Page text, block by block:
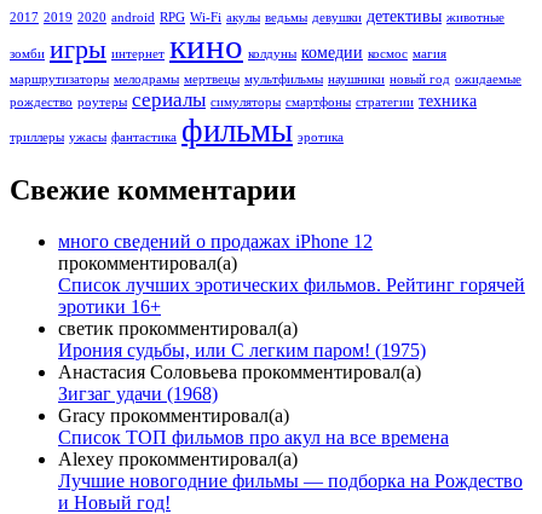
2017 2019 2020 android RPG Wi-Fi акулы ведьмы девушки детективы животные
зомби игры интернет кино колдуны комедии космос магия
маршрутизаторы мелодрамы мертвецы мультфильмы наушники новый год ожидаемые
рождество роутеры сериалы симуляторы смартфоны стратегии техника
триллеры ужасы фантастика фильмы эротика
Свежие комментарии
много сведений о продажах iPhone 12
прокомментировал(а)
Список лучших эротических фильмов. Рейтинг горячей
эротики 16+
светик прокомментировал(а)
Ирония судьбы, или С легким паром! (1975)
Анастасия Соловьева прокомментировал(а)
Зигзаг удачи (1968)
Gracy прокомментировал(а)
Список ТОП фильмов про акул на все времена
Alexey прокомментировал(а)
Лучшие новогодние фильмы — подборка на Рождество
и Новый год!